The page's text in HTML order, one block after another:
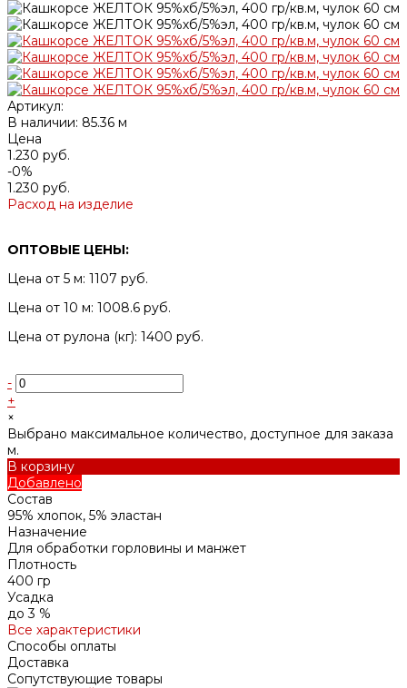
Артикул:
В наличии: 85.36 м
Цена
1.230 руб.
-0%
1.230 руб.
Расход на изделие
ОПТОВЫЕ ЦЕНЫ:
Цена от 5 м: 1107 руб.
Цена от 10 м: 1008.6 руб.
Цена от рулона (кг): 1400 руб.
-
+
×
Выбрано максимальное количество, доступное для заказа
м.
В корзину
Добавлено
Состав
95% хлопок, 5% эластан
Назначение
Для обработки горловины и манжет
Плотность
400 гр
Усадка
до 3 %
Все характеристики
Способы оплаты
Доставка
Сопутствующие товары